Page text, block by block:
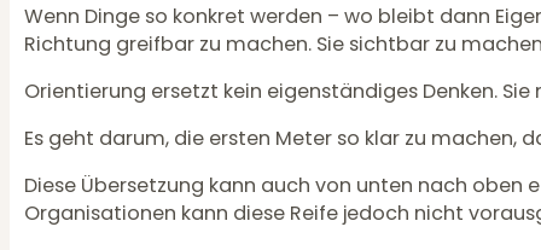
Wenn Dinge so konkret werden – wo bleibt dann
Richtung greifbar zu machen. Sie sichtbar zu
Orientierung ersetzt kein eigenständiges Denken.
Es geht darum, die ersten Meter so klar zu machen,
Diese Übersetzung kann auch von unten nach
Organisationen kann diese Reife jedoch nicht